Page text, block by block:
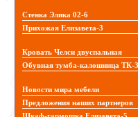
Стенка Элика 02-6
Прихожая Елизавета-3
Кровать Челси двуспальная
Обувная тумба-калошница ТК-3
Новости мира мебели
Предложения наших партнеров